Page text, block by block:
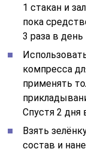
1 стакан и
пока
3 раза в день
компресса
применять
Спустя 2 дня
Взять
состав и